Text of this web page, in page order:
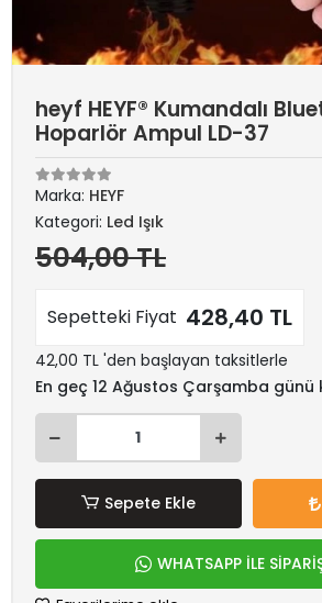
heyf HEYF® Kumandalı
Hoparlör Ampul LD-37
Marka: HEYF
Kategori: Led Işık
504,00 TL
Sepetteki Fiyat 428,40 TL
42,00 TL 'den başlayan taksitlerle
En geç 12 Ağustos Çarşamba
Sepete Ekle
WHATSAPP İLE